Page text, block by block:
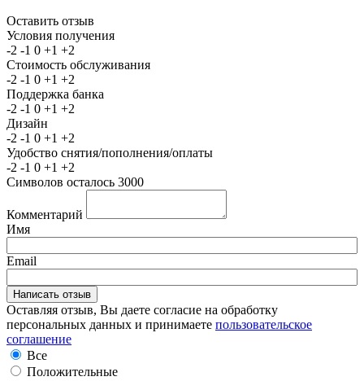
Оставить отзыв
Условия получения
-2 -1 0 +1 +2
Стоимость обслуживания
-2 -1 0 +1 +2
Поддержка банка
-2 -1 0 +1 +2
Дизайн
-2 -1 0 +1 +2
Удобство снятия/пополнения/оплаты
-2 -1 0 +1 +2
Символов осталось 3000
Комментарий
Имя
Email
Оставляя отзыв, Вы даете согласие на обработку
персональных данных и принимаете пользовательское
соглашение
Все
Положительные